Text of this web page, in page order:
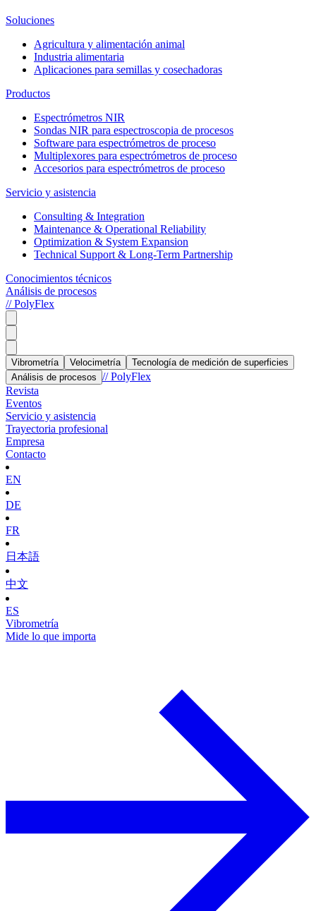
Soluciones
Agricultura y alimentación animal
Industria alimentaria
Aplicaciones para semillas y cosechadoras
Productos
Espectrómetros NIR
Sondas NIR para espectroscopia de procesos
Software para espectrómetros de proceso
Multiplexores para espectrómetros de proceso
Accesorios para espectrómetros de proceso
Servicio y asistencia
Consulting & Integration
Maintenance & Operational Reliability
Optimization & System Expansion
Technical Support & Long-Term Partnership
Conocimientos técnicos
Análisis de procesos
// PolyFlex
Vibrometría Velocimetría
Tecnología de medición de superficies
Análisis de procesos // PolyFlex
Revista
Eventos
Servicio y asistencia
Trayectoria profesional
Empresa
Contacto
EN
DE
FR
日本語
中文
ES
Vibrometría
Mide lo que importa